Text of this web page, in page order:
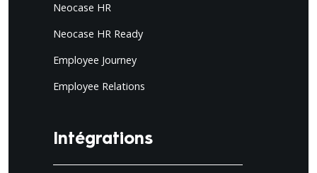
Neocase HR
Neocase HR Ready
Employee Journey
Employee Relations
Intégrations